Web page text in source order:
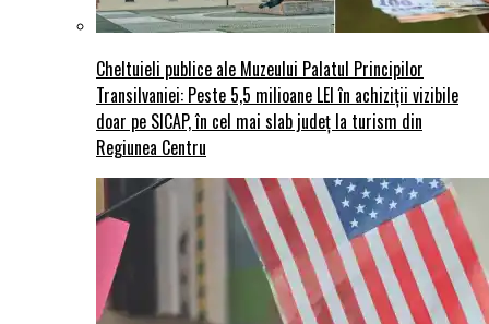
Cheltuieli publice ale Muzeului Palatul Principilor
Transilvaniei: Peste 5,5 milioane LEI în achiziții vizibile
doar pe SICAP, în cel mai slab județ la turism din
Regiunea Centru